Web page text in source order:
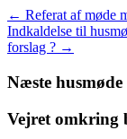
← Referat af møde
Indkaldelse til
forslag ? →
Næste husmøde
Vejret omkring